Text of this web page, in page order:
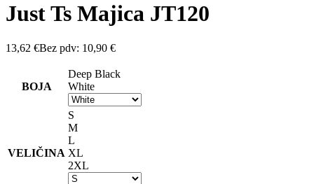
Just Ts Majica JT120
13,62 €Bez pdv: 10,90 €
BOJA
Deep Black
White
VELIČINA
S
M
L
XL
2XL